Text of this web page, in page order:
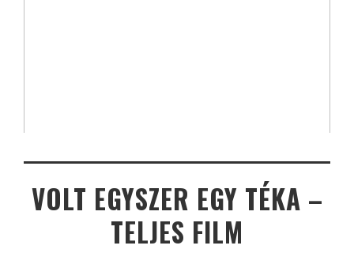
VOLT EGYSZER EGY TÉKA –
TELJES FILM